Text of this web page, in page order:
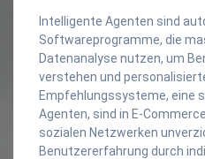
Intelligente Agenten sind
Softwareprogramme, die
Datenanalyse nutzen, um
verstehen und
Empfehlungssysteme, eine
Agenten, sind in E-
sozialen Netzwerken
Benutzererfahrung durch